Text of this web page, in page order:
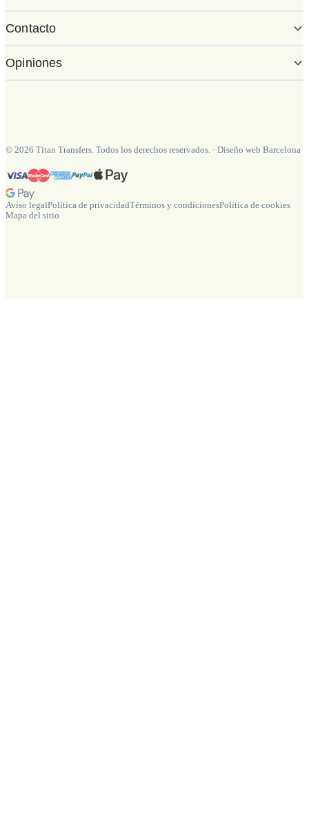
Contacto
Opiniones
© 2026 Titan Transfers. Todos los derechos reservados. · Diseño web Barcelona
Aviso legalPolítica de privacidadTérminos y condicionesPolítica de cookies
Mapa del sitio